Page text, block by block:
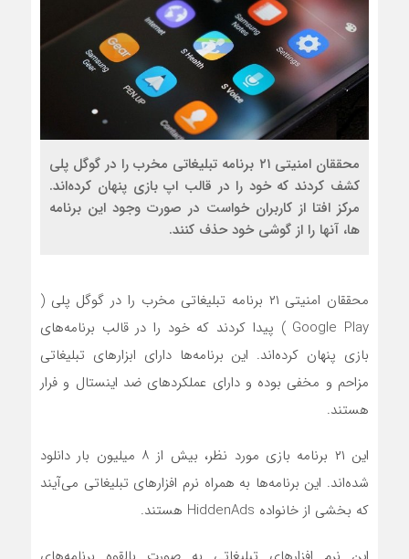
محققان امنیتی ۲۱ برنامه تبلیغاتی مخرب را در گوگل پلی
کشف کردند که خود را در قالب اپ بازی پنهان کرده‌اند.
مرکز افتا از کاربران خواست در صورت وجود این برنامه
ها، آنها را از گوشی خود حذف کنند.
محققان امنیتی ۲۱ برنامه تبلیغاتی مخرب را در گوگل پلی (
Google Play ) پیدا کردند که خود را در قالب برنامه‌های
بازی پنهان کرده‌اند. این برنامه‌ها دارای ابزارهای تبلیغاتی
مزاحم و مخفی بوده و دارای عملکردهای ضد اینستال و فرار
هستند.
این ۲۱ برنامه بازی مورد نظر، بیش از ۸ میلیون بار دانلود
شده‌اند. این برنامه‌ها به همراه نرم افزارهای تبلیغاتی می‌آیند
که بخشی از خانواده HiddenAds هستند.